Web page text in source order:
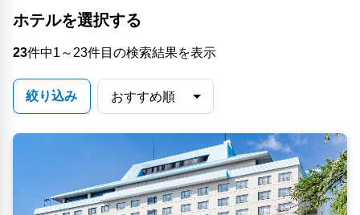
ホテルを選択する
23件中1～23件目の検索結果を表示
絞り込み